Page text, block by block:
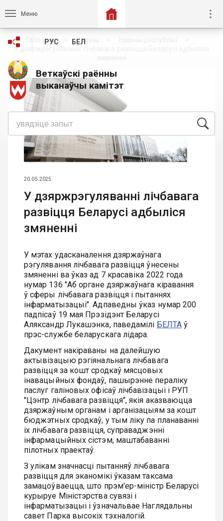
Меню
Веткаўскі раённы
выканаўчы камітэт
РУС БЕЛ
Галоўная Навіны
Навіны рэспублікі
У дзяржрэгуляванні лічбавага развіцця Беларусі адбыліся
змяненні
20.05.2025
У дзяржрэгуляванні лічбавага
развіцця Беларусі адбыліся
змяненні
У мэтах удасканалення дзяржаўнага
рэгулявання лічбавага развіцця ўнесены
змяненні ва ўказ ад 7 красавіка 2022 года
нумар 136 "Аб органе дзяржаўнага кіравання
ў сферы лічбавага развіцця і пытаннях
інфарматызацыі". Адпаведны ўказ нумар 200
падпісаў 19 мая Прэзідэнт Беларусі
Аляксандр Лукашэнка, паведамілі БЕЛТАў
прэс-службе беларускага лідара.
Дакумент накіраваны на далейшую
актывізацыю рэгіянальнага лічбавага
развіцця за кошт сродкаў мясцовых
інавацыйных фондаў, пашырэнне пераліку
паслуг галіновых офісаў лічбавізацыі і РУП
"Цэнтр лічбавага развіцця", якія аказваюцца
дзяржаўным органам і арганізацыям за кошт
бюджэтных сродкаў, у тым ліку па планаванні
іх лічбавага развіцця, суправаджэнні
інфармацыйных сістэм, маштабаванні
пілотных праектаў.
З улікам значнасці пытанняў лічбавага
развіцця для эканомікі ўказам таксама
замацоўваецца, што прэм'ер-міністр Беларусі
курыруе Міністэрства сувязі і
інфарматызацыі і ўзначальвае Наглядальны
савет Парка высокіх тэхналогій.